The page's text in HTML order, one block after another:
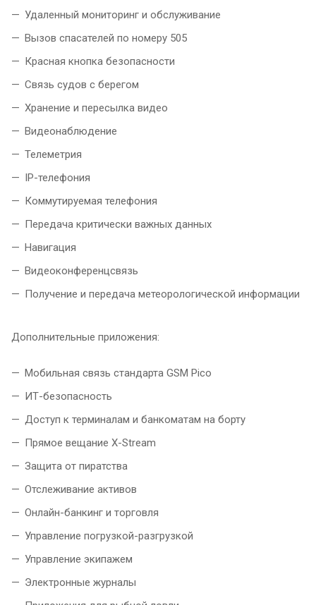
Удаленный мониторинг и обслуживание
Вызов спасателей по номеру 505
Красная кнопка безопасности
Связь судов с берегом
Хранение и пересылка видео
Видеонаблюдение
Телеметрия
IP-телефония
Коммутируемая телефония
Передача критически важных данных
Навигация
Видеоконференцсвязь
Получение и передача метеорологической информации
Дополнительные приложения:
Мобильная связь стандарта GSM Pico
ИТ-безопасность
Доступ к терминалам и банкоматам на борту
Прямое вещание X-Stream
Защита от пиратства
Отслеживание активов
Онлайн-банкинг и торговля
Управление погрузкой-разгрузкой
Управление экипажем
Электронные журналы